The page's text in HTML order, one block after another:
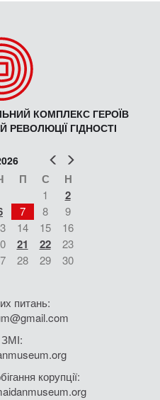
КОМПЛЕКС ГЕРОЇВ
РЕВОЛЮЦІЇ ГІДНОСТІ
Попер
П С Н
1 2
7 8
9
14 15
16
21 22
23
28 29
30
питань:
корупції: